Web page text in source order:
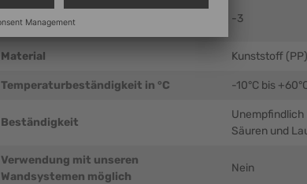
Nutzbare Innenhöhe im Stapel (mm ± 5
mm)
-3
Material Kunststoff (PP)
Temperaturbeständigkeit in °C -10°C bis
Beständigkeit
Säuren und
Verwendung mit unseren
Wandsystemen möglich
Nein